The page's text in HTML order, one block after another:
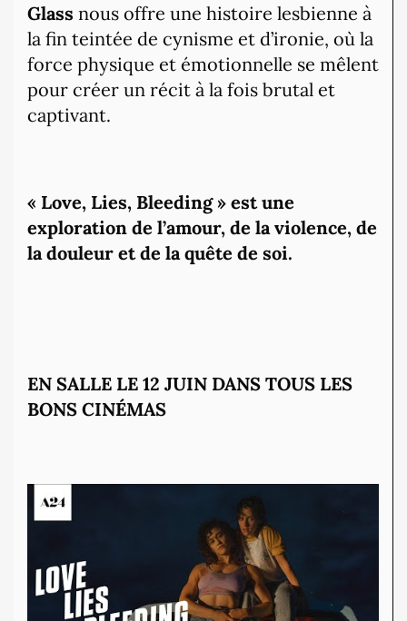
Glass nous offre une histoire lesbienne à
la fin teintée de cynisme et d’ironie, où la
force physique et émotionnelle se mêlent
pour créer un récit à la fois brutal et
captivant.
« Love, Lies, Bleeding » est une
exploration de l’amour, de la violence, de
la douleur et de la quête de soi.
EN SALLE LE 12 JUIN DANS TOUS LES
BONS CINÉMAS